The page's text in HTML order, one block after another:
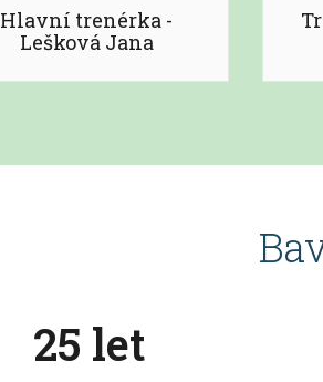
Hlavní trenérka -
Lešková Jana
25 let